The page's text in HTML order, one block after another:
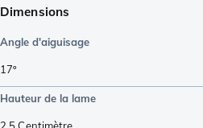
Dimensions
Angle d'aiguisage
17º
Hauteur de la lame